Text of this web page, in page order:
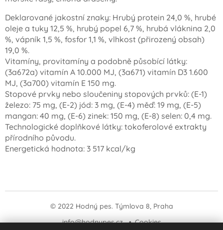
Deklarované jakostní znaky: Hrubý protein 24,0 %, hrubé
oleje a tuky 12,5 %, hrubý popel 6,7 %, hrubá vláknina 2,0
%, vápník 1,5 %, fosfor 1,1 %, vlhkost (přirozený obsah)
19,0 %.
Vitamíny, provitamíny a podobně působící látky:
(3a672a) vitamín A 10.000 MJ, (3a671) vitamín D3 1.600
MJ, (3a700) vitamín E 150 mg.
Stopové prvky nebo sloučeniny stopových prvků: (E-1)
železo: 75 mg, (E-2) jód: 3 mg, (E-4) měď: 19 mg, (E-5)
mangan: 40 mg, (E-6) zinek: 150 mg, (E-8) selen: 0,4 mg.
Technologické doplňkové látky: tokoferolové extrakty
přírodního původu.
Energetická hodnota: 3 517 kcal/kg
© 2022 Hodný pes. Týmlova 8, Praha
info@hodnypes.cz
Cookies